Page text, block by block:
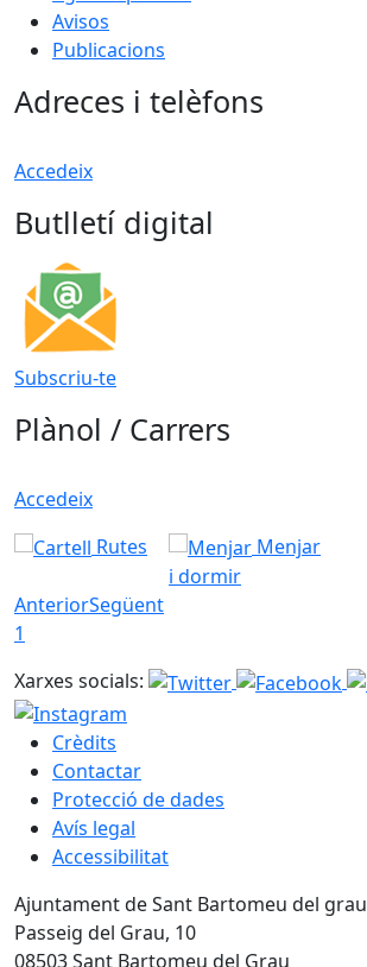
Avisos
Publicacions
Adreces i telèfons
Accedeix
Butlletí digital
Subscriu-te
Plànol / Carrers
Accedeix
Rutes
Menjar
i dormir
AnteriorSegüent
1
Xarxes socials:
Crèdits
Contactar
Protecció de dades
Avís legal
Accessibilitat
Ajuntament de Sant Bartomeu del grau
Passeig del Grau, 10
08503 Sant Bartomeu del Grau